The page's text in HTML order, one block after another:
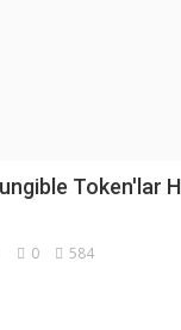
Token'lar
0 584